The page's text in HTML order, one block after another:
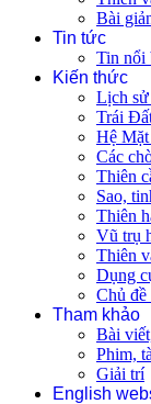
Bài
Tin tức
Tin nổi
Kiến thức
Lịch sử
Trái
Hệ
Các
Thiên
Sao,
Thiên
Vũ trụ
Thiên
Dụng
Chủ đề
Tham khảo
Bài
Phim,
Giải trí
English